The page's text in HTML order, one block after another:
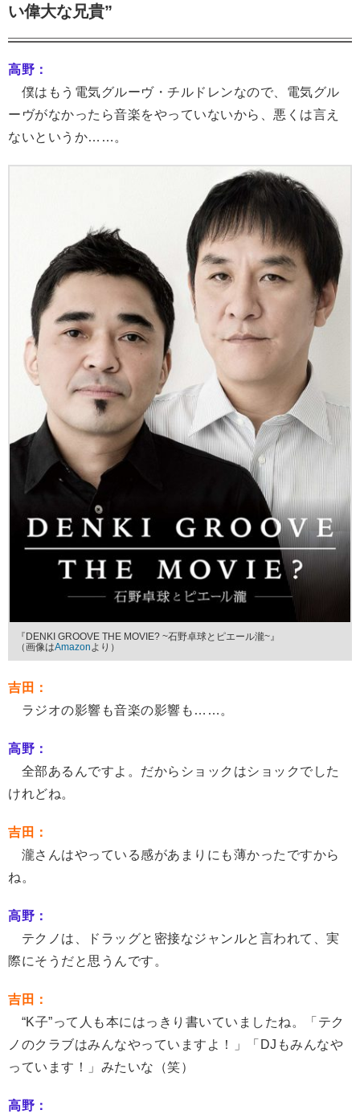
い偉大な兄貴”
高野：
僕はもう電気グルーヴ・チルドレンなので、電気グル
ーヴがなかったら音楽をやっていないから、悪くは言え
ないというか……。
『DENKI GROOVE THE MOVIE? ~石野卓球とピエール瀧~』
（画像はAmazonより）
吉田：
ラジオの影響も音楽の影響も……。
高野：
全部あるんですよ。だからショックはショックでした
けれどね。
吉田：
瀧さんはやっている感があまりにも薄かったですから
ね。
高野：
テクノは、ドラッグと密接なジャンルと言われて、実
際にそうだと思うんです。
吉田：
“K子”って人も本にはっきり書いていましたね。「テク
ノのクラブはみんなやっていますよ！」「DJもみんなや
っています！」みたいな（笑）
高野：